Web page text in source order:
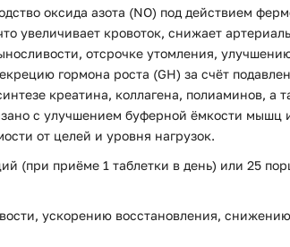
оксида азота (NO) под действием
увеличивает кровоток, снижает
отсрочке утомления,
гормона роста (GH) за счёт
креатина, коллагена, полиаминов, а
с улучшением буферной ёмкости мышц
от целей и уровня нагрузок.
(при приёме 1 таблетки в день) или 25
ускорению восстановления,